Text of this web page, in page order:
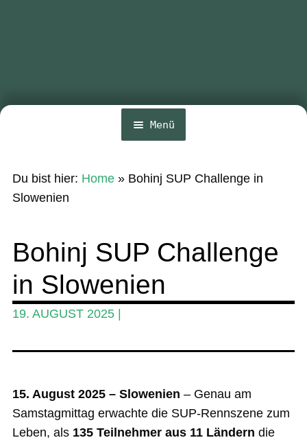
Menü
SUP-Events
Ratgeber
Das Magazin
Mein Konto
Du bist hier: Home» Bohinj SUP Challenge in
Slowenien
Bohinj SUP Challenge
in Slowenien
19. AUGUST 2025|
15. August 2025 – Slowenien – Genau am
Samstagmittag erwachte die SUP-Rennszene zum
Leben, als 135 Teilnehmer aus 11 Ländern die